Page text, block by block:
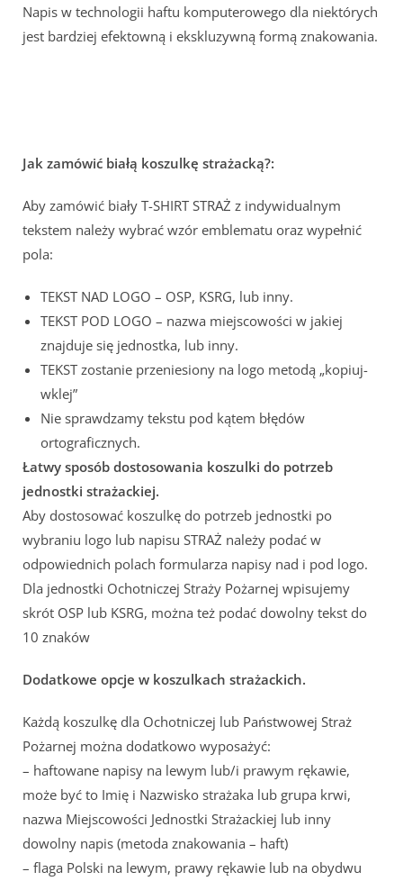
Napis w technologii haftu komputerowego dla niektórych
jest bardziej efektowną i ekskluzywną formą znakowania.
Jak zamówić białą koszulkę strażacką?:
Aby zamówić biały T-SHIRT STRAŻ z indywidualnym
tekstem należy wybrać wzór emblematu oraz wypełnić
pola:
TEKST NAD LOGO – OSP, KSRG, lub inny.
TEKST POD LOGO – nazwa miejscowości w jakiej
znajduje się jednostka, lub inny.
TEKST zostanie przeniesiony na logo metodą „kopiuj-
wklej”
Nie sprawdzamy tekstu pod kątem błędów
ortograficznych.
Łatwy sposób dostosowania koszulki do potrzeb
jednostki strażackiej.
Aby dostosować koszulkę do potrzeb jednostki po
wybraniu logo lub napisu STRAŻ należy podać w
odpowiednich polach formularza napisy nad i pod logo.
Dla jednostki Ochotniczej Straży Pożarnej wpisujemy
skrót OSP lub KSRG, można też podać dowolny tekst do
10 znaków
Dodatkowe opcje w koszulkach strażackich.
Każdą koszulkę dla Ochotniczej lub Państwowej Straż
Pożarnej można dodatkowo wyposażyć:
– haftowane napisy na lewym lub/i prawym rękawie,
może być to Imię i Nazwisko strażaka lub grupa krwi,
nazwa Miejscowości Jednostki Strażackiej lub inny
dowolny napis (metoda znakowania – haft)
– flaga Polski na lewym, prawy rękawie lub na obydwu